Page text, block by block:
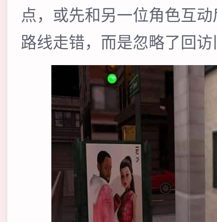
点，或先和另一位角色互
路线走错，而是忽略了回